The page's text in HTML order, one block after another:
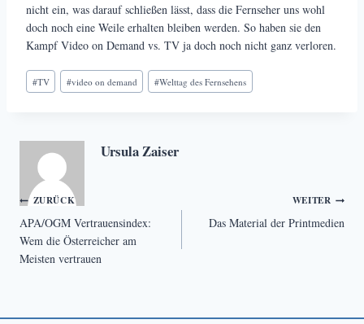
nicht ein, was darauf schließen lässt, dass die Fernseher uns wohl
doch noch eine Weile erhalten bleiben werden. So haben sie den
Kampf Video on Demand vs. TV ja doch noch nicht ganz verloren.
Schlagworte:
#TV #video on demand #Welttag des Fernsehens
Ursula Zaiser
Beitragsnavigation
ZURÜCK
APA/OGM Vertrauensindex:
Wem die Österreicher am
Meisten vertrauen
WEITER
Das Material der Printmedien